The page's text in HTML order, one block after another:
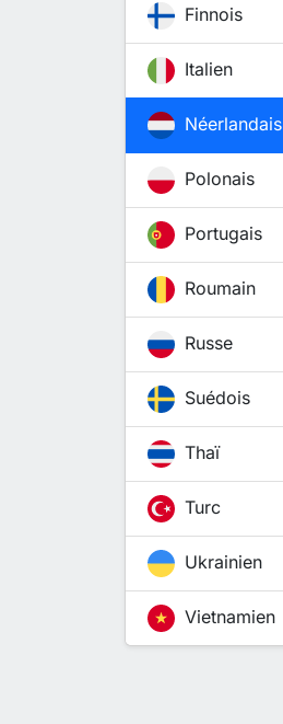
Finnois
Italien
Néerlandais
Polonais
Portugais
Roumain
Russe
Suédois
Thaï
Turc
Ukrainien
Vietnamien